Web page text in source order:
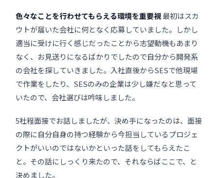
色々なことを行わせてもらえる環境を重要視最初はスカ
ウトが届いた会社に何となく応募していました。しかし
適当に受けに行く感じだったことから志望動機もあまり
なく、お見送りになるばかりでしたので自分から開発系
の会社を探していきました。入社直後からSESで他現場
で作業をしたり、SESのみの企業は少し嫌だなと思って
いたので、会社選びは吟味しました。
5社程面接でお話しましたが、決め手になったのは、面接
の際に自分自身の持つ経験から今担当しているプロジェ
クトがいいのではないかといった話をしてもらえたこ
と。その話にしっくり来たので、それならばここで、と
決めました。